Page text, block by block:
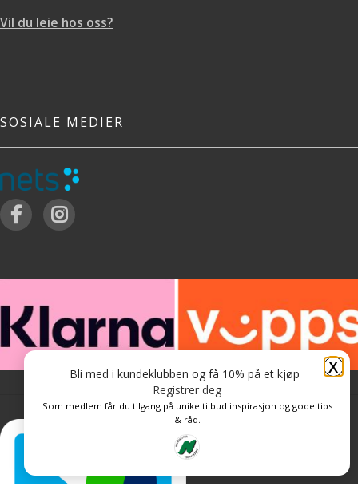
Vil du leie hos oss?
SOSIALE MEDIER
X
Bli med i kundeklubben og få 10% på et kjøp
Registrer deg
Som medlem får du tilgang på unike tilbud inspirasjon og gode tips
& råd.